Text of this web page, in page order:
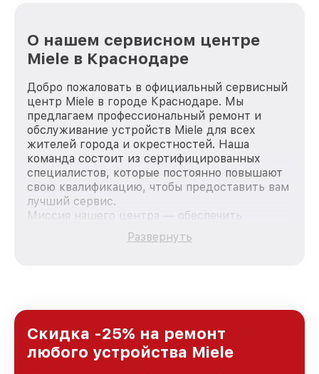
О нашем сервисном центре
Miele в Краснодаре
Добро пожаловать в официальный сервисный
центр Miele в городе Краснодаре. Мы
предлагаем профессиональный ремонт и
обслуживание устройств Miele для всех
жителей города и окрестностей. Наша
команда состоит из сертифицированных
специалистов, которые постоянно повышают
свою квалификацию, чтобы предоставить вам
лучший сервис.
Миссия нашего центра — обеспечить
качественный и доступный ремонт для
каждого пользователя продукции Miele, вне
Краснодаре, постоянно повышая уровень
доверия и лояльности наших клиентов.
Развернуть
Скидка -25% на ремонт
любого устройства Miele